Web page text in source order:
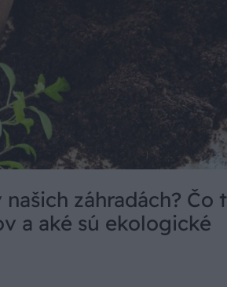
záhradách? Čo
a aké sú ekologické